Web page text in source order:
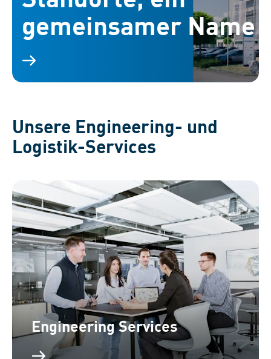
gemeinsamer Name
Unsere Engineering- und
Logistik-Services
Engineering Services